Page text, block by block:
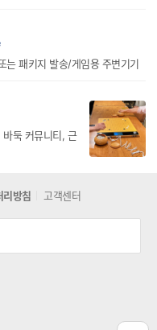
는 패키지 발송/게임용 주변기기
둑 커뮤니티, 근
리방침 고객센터